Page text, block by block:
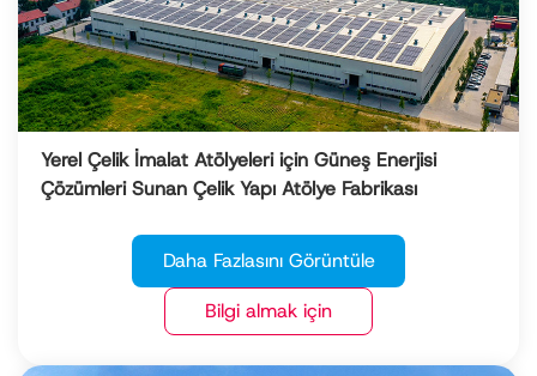
Yerel Çelik İmalat Atölyeleri için Güneş Enerjisi
Çözümleri Sunan Çelik Yapı Atölye Fabrikası
Daha Fazlasını Görüntüle
Bilgi almak için